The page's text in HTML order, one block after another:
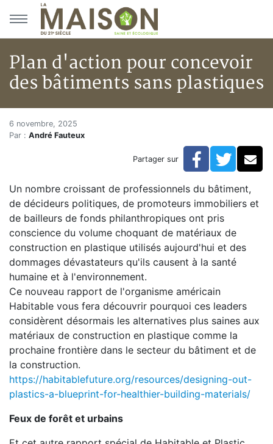
Aller au menu principal
Aller au contenu principal
Plan d'action pour concevoir
des bâtiments sans plastiques
Accueil
Articles
Plan d'action pour concevoir des bâtiments sans
Plan d'action pour concevoir
6 novembre, 2025
Par : André Fauteux
Partager sur Facebook
Un nombre croissant de professionnels du bâtiment,
de décideurs politiques, de promoteurs immobiliers et
de bailleurs de fonds philanthropiques ont pris
conscience du volume choquant de matériaux de
construction en plastique utilisés aujourd'hui et des
dommages dévastateurs qu'ils causent à la santé
humaine et à l'environnement.
Ce nouveau rapport de l'organisme américain
Habitable vous fera découvrir pourquoi ces leaders
considèrent désormais les alternatives plus saines aux
matériaux de construction en plastique comme la
prochaine frontière dans le secteur du bâtiment et de
la construction.
https://habitablefuture.org/resources/designing-out-
plastics-a-blueprint-for-healthier-building-materials/
Feux de forêt et urbains